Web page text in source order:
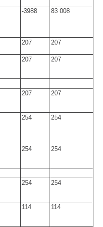
-3988 83 008
207 207
207 207
207 207
254 254
254 254
254 254
114 114